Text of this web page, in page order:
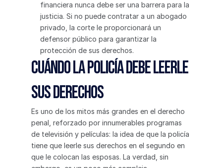
financiera nunca debe ser una barrera para la
justicia. Si no puede contratar a un abogado
privado, la corte le proporcionará un
defensor público para garantizar la
protección de sus derechos.
Cuándo la policía debe leerle
sus derechos
Es uno de los mitos más grandes en el derecho
penal, reforzado por innumerables programas
de televisión y películas: la idea de que la policía
tiene que leerle sus derechos en el segundo en
que le colocan las esposas. La verdad, sin